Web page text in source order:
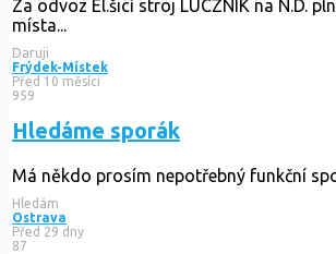
Za odvoz El.šicí stroj LUCZNIK na N.D.
místa...
Daruji
Frýdek-Místek
Před 10 měsíci
959
Hledáme sporák
Má někdo prosím nepotřebný funkční
Hledám
Ostrava
Před 29 dny
87